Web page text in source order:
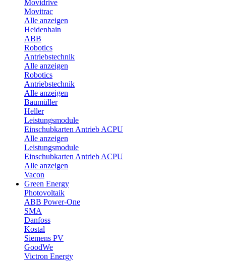
Movidrive
Movitrac
Alle anzeigen
Heidenhain
ABB
Robotics
Antriebstechnik
Alle anzeigen
Robotics
Antriebstechnik
Alle anzeigen
Baumüller
Heller
Leistungsmodule
Einschubkarten Antrieb ACPU
Alle anzeigen
Leistungsmodule
Einschubkarten Antrieb ACPU
Alle anzeigen
Vacon
Green Energy
Photovoltaik
ABB Power-One
SMA
Danfoss
Kostal
Siemens PV
GoodWe
Victron Energy